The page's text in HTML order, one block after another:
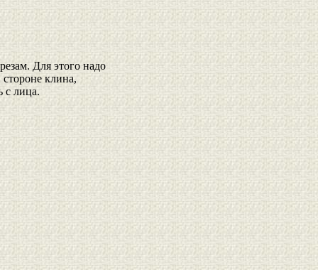
Для этого надо
клина,
с лица.